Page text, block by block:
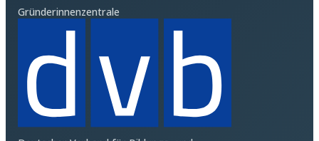
Gründerinnenzentrale